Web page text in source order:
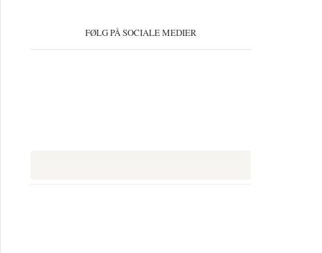
FØLG PÅ SOCIALE MEDIER